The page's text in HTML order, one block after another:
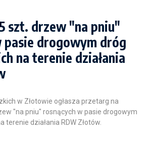
szt. drzew "na pniu"
pasie drogowym dróg
na terenie działania
w Złotowie ogłasza przetarg na
"na pniu" rosnących w pasie drogowym
terenie działania RDW Złotów.